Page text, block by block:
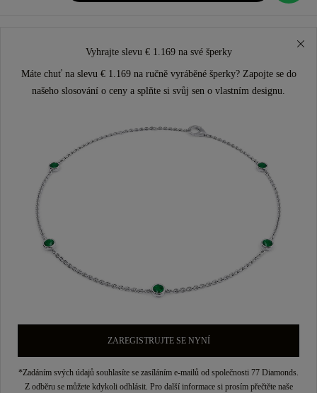
Vyhrajte slevu € 1.169 na své šperky
Máte chuť na slevu € 1.169 na ručně vyráběné šperky? Zapojte se do
našeho slosování o ceny a splňte si svůj sen o vlastním designu.
ZAREGISTRUJTE SE NYNÍ
*Zadáním svých údajů souhlasíte se zasíláním e-mailů od společnosti 77 Diamonds.
Z odběru se můžete kdykoli odhlásit. Pro další informace si prosím přečtěte naše